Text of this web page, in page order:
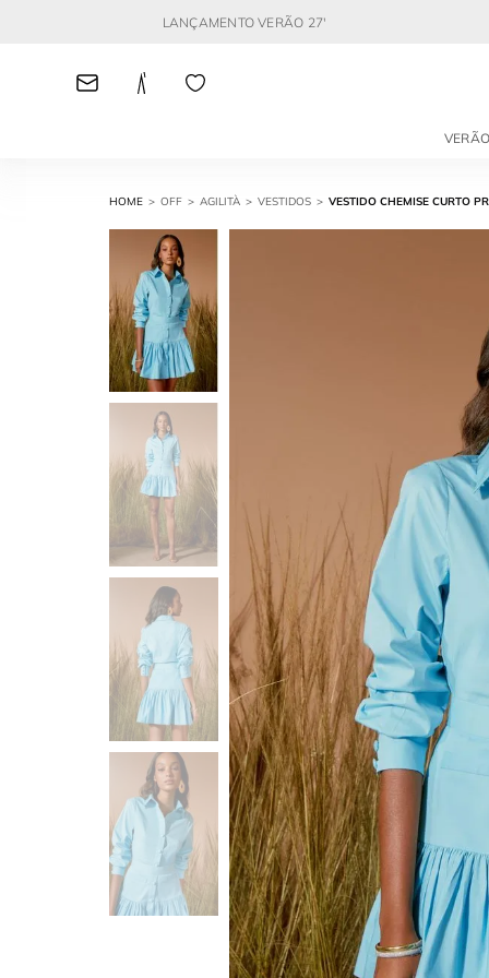
LANÇAMENTO VERÃO 27'
OFF AGILITÀ VESTIDOS VESTIDO CHEMISE CURTO